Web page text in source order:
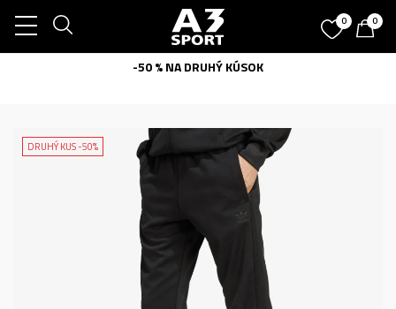
0 0
-50 % NA DRUHÝ KÚSOK
DRUHÝ KUS -50%